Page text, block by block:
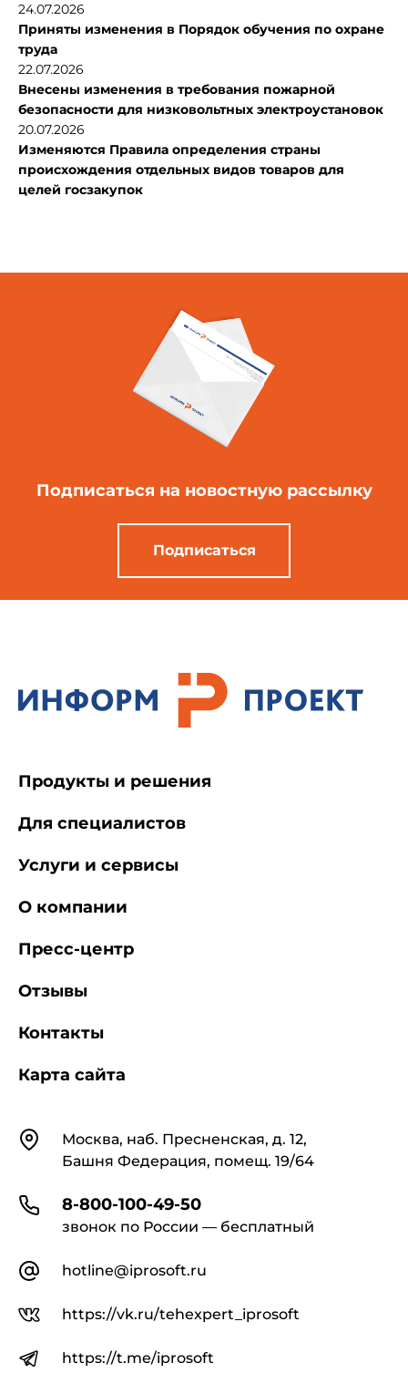
24.07.2026
Приняты изменения в Порядок обучения по охране
труда
22.07.2026
Внесены изменения в требования пожарной
безопасности для низковольтных электроустановок
20.07.2026
Изменяются Правила определения страны
происхождения отдельных видов товаров для
целей госзакупок
Подписаться на новостную рассылку
Подписаться
КонтактыМосква, наб. Пресненская, д. 12,
Башня Федерация, помещ. 19/64
8-800-100-49-50
звонок по России — бесплатный
hotline@iprosoft.ru
https://vk.ru/tehexpert_iprosoft
https://t.me/iprosoft
Продукты и решения
Для специалистов
Услуги и сервисы
О компании
Пресс-центр
Отзывы
Контакты
Карта сайта